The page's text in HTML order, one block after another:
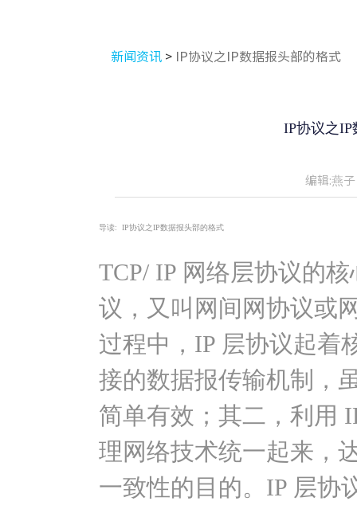
新闻资讯 > IP协议之IP数据报头部的格式
IP协议之
编辑:燕子
导读: IP协议之IP数据报头部的格式
TCP/ IP 网络层协议的核
议，又叫网间网协议或
过程中，IP 层协议起着
接的数据报传输机制，
简单有效；其二，利用
理网络技术统一起来，
一致性的目的。IP 层协